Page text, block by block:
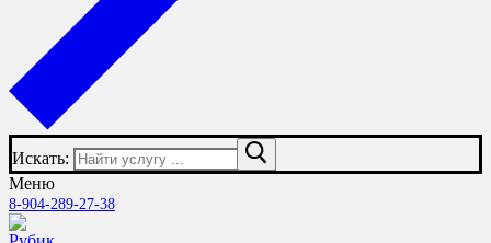
Искать:
Меню
8-904-289-27-38